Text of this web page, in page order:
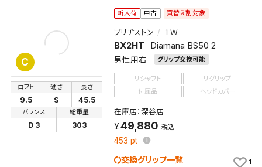
C
新入荷 中古 買替え割対象
ブリヂストン １Ｗ
BX2HT Diamana BS50 2
男性用右 グリップ交換可能
ロフト
9.5
硬さ
S
長さ
45.5
バランス
D 3
総重量
303
リシャフト
リグリップ
付属品
ヘッドカバー
在庫店：深谷店
49,880 税込
453 pt
交換グリップ一覧 1